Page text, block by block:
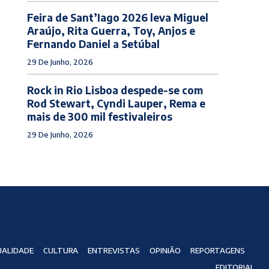
Feira de Sant’Iago 2026 leva Miguel
Araújo, Rita Guerra, Toy, Anjos e
Fernando Daniel a Setúbal
29 De Junho, 2026
Rock in Rio Lisboa despede-se com
Rod Stewart, Cyndi Lauper, Rema e
mais de 300 mil festivaleiros
29 De Junho, 2026
CULTURA ENTREVISTAS OPINIÃO
REPORTAGENS